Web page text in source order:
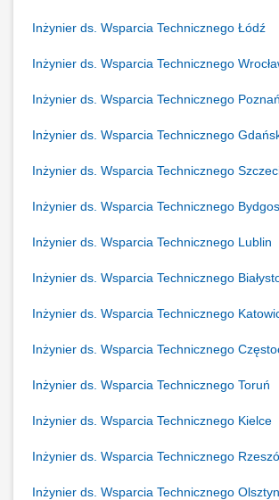
Inżynier ds. Wsparcia Technicznego Łódź
Inżynier ds. Wsparcia Technicznego
Inżynier ds. Wsparcia Technicznego Poznań
Inżynier ds. Wsparcia Technicznego
Inżynier ds. Wsparcia Technicznego
Inżynier ds. Wsparcia Technicznego
Inżynier ds. Wsparcia Technicznego Lublin
Inżynier ds. Wsparcia Technicznego
Inżynier ds. Wsparcia Technicznego
Inżynier ds. Wsparcia Technicznego
Inżynier ds. Wsparcia Technicznego Toruń
Inżynier ds. Wsparcia Technicznego Kielce
Inżynier ds. Wsparcia Technicznego
Inżynier ds. Wsparcia Technicznego Olsztyn